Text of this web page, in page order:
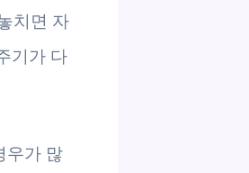
치면 자
기가 다
우가 많